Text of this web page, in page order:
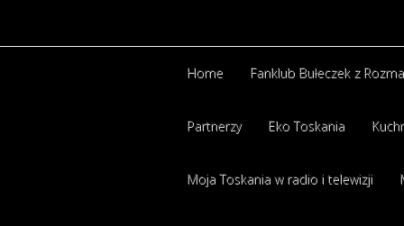
Home Fanklub Bułeczek z
Partnerzy Eko Toskania
Moja Toskania w radio i telewizji